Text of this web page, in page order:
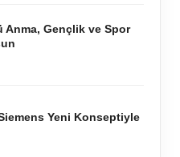
Anma, Gençlik ve Spor
Yeni Konseptiyle